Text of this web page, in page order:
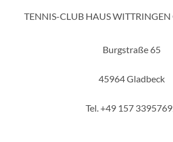
TENNIS-CLUB HAUS WITTRINGEN
Burgstraße 65
45964 Gladbeck
Tel. +49 157